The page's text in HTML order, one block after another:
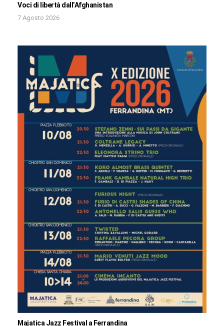
Voci di libertà dall’Afghanistan
7 Agosto 2026
Majatica Jazz Festival a Ferrandina